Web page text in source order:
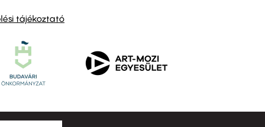
tájékoztató